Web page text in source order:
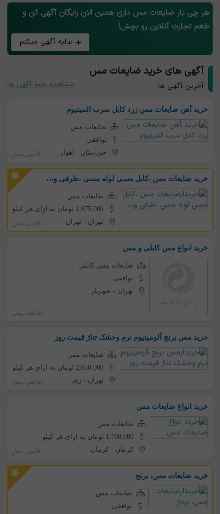
هر چی بار ضایعات مس داری همین الان رایگان آگهی کن و
طعم تجارت آنلاین رو بچش!
عالیه آگهی میکنم
آگهی های خرید ضایعات مس
آخرین آگهی ها مشاهده همه آگهی ها
خرید آهن ضایعات مس زرد کابل سرب المینیوم
ضایعات مس
توافقی
خوزستان - اهواز دقایقی پیش
خرید ضایعات مس ،کابل مسی لوله مسی ،ظرفی و،،،
ضایعات مس
1,875,000 تومان به ازای هر کیلو
تهران - تهران دقایقی پیش
خرید انواع مس کابلی و مس
ضایعات مس کابلی
توافقی
تهران - شهریار
دقایقی پیش
خرید مس برنج آلومینیوم نرم وخشک تناژ قیمت روز
ضایعات مس
2,050,000 تومان به ازای هر کیلو
تهران - ری دقایقی پیش
خرید انواع ضایعات مس
ضایعات مس
1,700,000 تومان به ازای هر کیلو
کرمان - کرمان دقایقی پیش
خرید ضایعات مس، برنج
ضایعات مس
توافقی